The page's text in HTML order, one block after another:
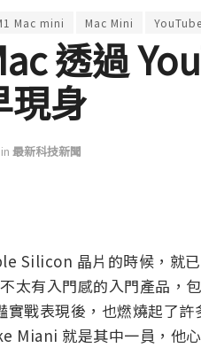
Mac mini Mac Mini YouTube
透過
現身
in 最新科技新聞
Silicon 晶片的時候，就
太有入門感的入門產品，
戰表現後，也燃燒起了
Miani 就是其中一員，他